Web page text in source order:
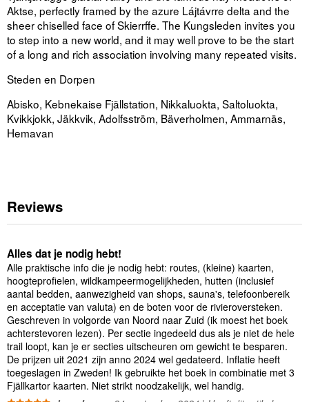
Aktse, perfectly framed by the azure Lájtávrre delta and the
sheer chiselled face of Skierrffe. The Kungsleden invites you
to step into a new world, and it may well prove to be the start
of a long and rich association involving many repeated visits.
Steden en Dorpen
Abisko, Kebnekaise Fjällstation, Nikkaluokta, Saltoluokta,
Kvikkjokk, Jäkkvik, Adolfsström, Bäverholmen, Ammarnäs,
Hemavan
Reviews
Alles dat je nodig hebt!
Alle praktische info die je nodig hebt: routes, (kleine) kaarten,
hoogteprofielen, wildkampeermogelijkheden, hutten (inclusief
aantal bedden, aanwezigheid van shops, sauna's, telefoonbereik
en acceptatie van valuta) en de boten voor de rivieroversteken.
Geschreven in volgorde van Noord naar Zuid (ik moest het boek
achterstevoren lezen). Per sectie ingedeeld dus als je niet de hele
trail loopt, kan je er secties uitscheuren om gewicht te besparen.
De prijzen uit 2021 zijn anno 2024 wel gedateerd. Inflatie heeft
toegeslagen in Zweden! Ik gebruikte het boek in combinatie met 3
Fjällkartor kaarten. Niet strikt noodzakelijk, wel handig.